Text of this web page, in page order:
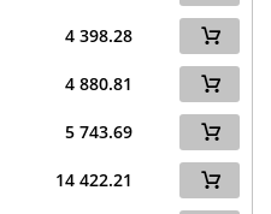
4 398.28
4 880.81
5 743.69
14 422.21